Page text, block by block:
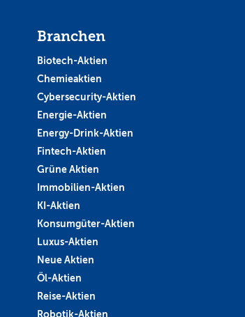
Branchen
Biotech-Aktien
Chemieaktien
Cybersecurity-Aktien
Energie-Aktien
Energy-Drink-Aktien
Fintech-Aktien
Grüne Aktien
Immobilien-Aktien
KI-Aktien
Konsumgüter-Aktien
Luxus-Aktien
Neue Aktien
Öl-Aktien
Reise-Aktien
Robotik-Aktien